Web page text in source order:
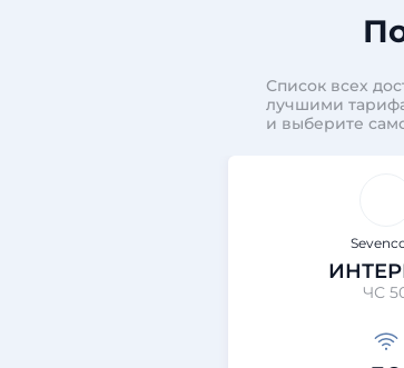
Список всех
лучшими
и выберите
ЧС